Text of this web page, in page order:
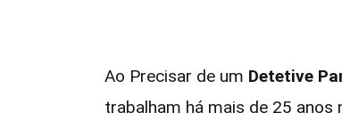
Ao Precisar de um Detetive
trabalham há mais de 25 anos